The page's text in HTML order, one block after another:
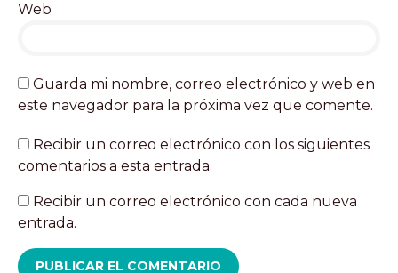
Web
Guarda mi nombre, correo electrónico y web en
este navegador para la próxima vez que comente.
Recibir un correo electrónico con los siguientes
comentarios a esta entrada.
Recibir un correo electrónico con cada nueva
entrada.